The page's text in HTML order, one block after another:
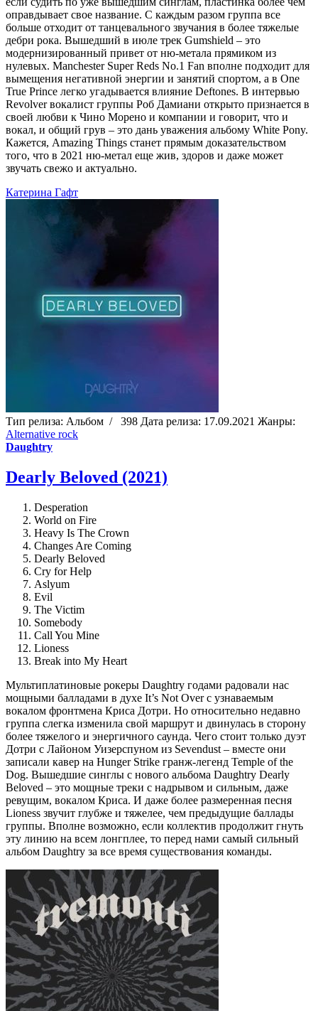
оправдывает свое название. С каждым разом группа все
больше отходит от танцевального звучания в более тяжелые
дебри рока. Вышедший в июле трек Gumshield – это
модернизированный привет от ню-метала прямиком из
нулевых. Manchester Super Reds No.1 Fan вполне подходит для
вымещения негативной энергии и занятий спортом, а в One
True Prince легко угадывается влияние Deftones. В интервью
Revolver вокалист группы Роб Дамиани открыто признается в
своей любви к Чино Морено и компании и говорит, что и
вокал, и общий грув – это дань уважения альбому White Pony.
Кажется, Amazing Things станет прямым доказательством
того, что в 2021 ню-метал еще жив, здоров и даже может
звучать свежо и актуально.
Катерина Гафт
Тип релиза: Альбом / 398 Дата релиза: 17.09.2021 Жанры:
Alternative rock
Daughtry
Dearly Beloved (2021)
Desperation
World on Fire
Heavy Is The Crown
Changes Are Coming
Dearly Beloved
Cry for Help
Aslyum
Evil
The Victim
Somebody
Call You Mine
Lioness
Break into My Heart
Мультиплатиновые рокеры Daughtry годами радовали нас
мощными балладами в духе It’s Not Over с узнаваемым
вокалом фронтмена Криса Дотри. Но относительно недавно
группа слегка изменила свой маршрут и двинулась в сторону
более тяжелого и энергичного саунда. Чего стоит только дуэт
Дотри с Лайоном Уизерспуном из Sevendust – вместе они
записали кавер на Hunger Strike гранж-легенд Temple of the
Dog. Вышедшие синглы с нового альбома Daughtry Dearly
Beloved – это мощные треки с надрывом и сильным, даже
ревущим, вокалом Криса. И даже более размеренная песня
Lioness звучит глубже и тяжелее, чем предыдущие баллады
группы. Вполне возможно, если коллектив продолжит гнуть
эту линию на всем лонгплее, то перед нами самый сильный
альбом Daughtry за все время существования команды.